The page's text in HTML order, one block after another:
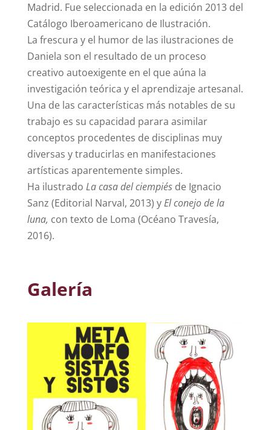
Madrid. Fue seleccionada en la edición 2013 del
Catálogo Iberoamericano de Ilustración.
La frescura y el humor de las ilustraciones de
Daniela son el resultado de un proceso
creativo autoexigente en el que aúna la
investigación teórica y el aprendizaje artesanal.
Una de las características más notables de su
trabajo es su capacidad parara asimilar
conceptos procedentes de disciplinas muy
diversas y traducirlas en manifestaciones
artísticas aparentemente simples.
Ha ilustrado La casa del ciempiésde Ignacio
Sanz (Editorial Narval, 2013) yEl conejo de la
luna, con texto de Loma (Océano Travesía,
2016).
Galería